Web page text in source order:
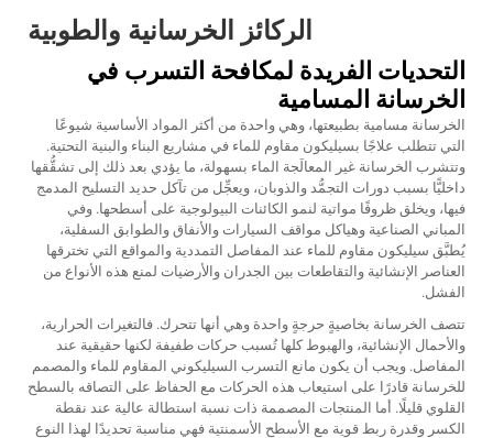
الركائز الخرسانية والطوبية
التحديات الفريدة لمكافحة التسرب في
الخرسانة المسامية
الخرسانة مسامية بطبيعتها، وهي واحدة من أكثر المواد الأساسية شيوعًا
التي تتطلب علاجًا بسيليكون مقاوم للماء في مشاريع البناء والبنية التحتية.
وتتشرب الخرسانة غير المعالَجة الماء بسهولة، ما يؤدي بعد ذلك إلى تشقُّقها
داخليًّا بسبب دورات التجمُّد والذوبان، ويعجِّل من تآكل حديد التسليح المدمج
فيها، ويخلق ظروفًا مواتية لنمو الكائنات البيولوجية على أسطحها. وفي
المباني الصناعية وهياكل مواقف السيارات والأنفاق والطوابق السفلية،
يُطبَّق سيليكون مقاوم للماء عند المفاصل التمددية والمواقع التي تخترقها
العناصر الإنشائية والتقاطعات بين الجدران والأرضيات لمنع هذه الأنواع من
الفشل.
تتصف الخرسانة بخاصيةٍ حرجةٍ واحدة وهي أنها تتحرك. فالتغيرات الحرارية،
والأحمال الإنشائية، والهبوط كلها تُسبب حركات طفيفة لكنها حقيقية عند
المفاصل. ويجب أن يكون مانع التسرب السيليكوني المقاوم للماء والمصمم
للخرسانة قادرًا على استيعاب هذه الحركات مع الحفاظ على التصاقه بالسطح
القلوي قليلًا. أما المنتجات المصممة ذات نسبة استطالة عالية عند نقطة
الكسر وقدرة ربط قوية مع الأسطح الأسمنتية فهي مناسبة تحديدًا لهذا النوع